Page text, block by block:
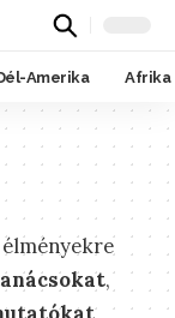
Amerika Afrika
,